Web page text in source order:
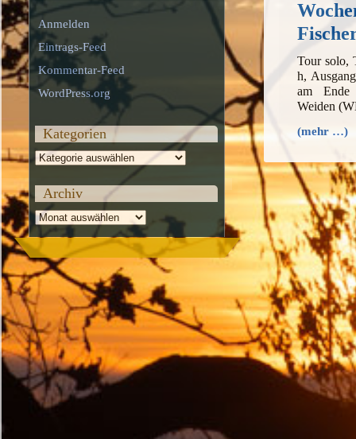
Tour solo,
h,
am Ende
Weiden
(mehr …)
Anmelden
Eintrags-Feed
Kommentar-Feed
WordPress.org
Kategorien
Kategorien
Archiv
Archiv